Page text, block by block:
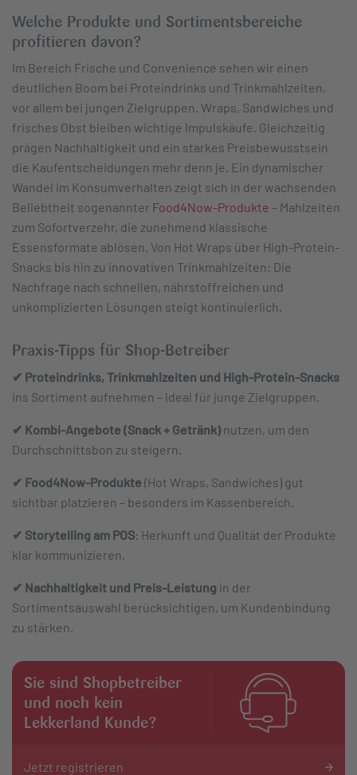
Mehr Informationen
Powered byUsercentrics Consent
Management
Welche Produkte und Sortimentsbereiche
profitieren davon?
Im Bereich Frische und Convenience sehen wir einen
deutlichen Boom bei Proteindrinks und Trinkmahlzeiten,
vor allem bei jungen Zielgruppen. Wraps, Sandwiches und
frisches Obst bleiben wichtige Impulskäufe. Gleichzeitig
prägen Nachhaltigkeit und ein starkes Preisbewusstsein
die Kaufentscheidungen mehr denn je. Ein dynamischer
Wandel im Konsumverhalten zeigt sich in der wachsenden
Beliebtheit sogenannter Food4Now-Produkte – Mahlzeiten
zum Sofortverzehr, die zunehmend klassische
Essensformate ablösen. Von Hot Wraps über High-Protein-
Snacks bis hin zu innovativen Trinkmahlzeiten: Die
Nachfrage nach schnellen, nährstoffreichen und
unkomplizierten Lösungen steigt kontinuierlich.
Praxis-Tipps für Shop-Betreiber
✔ Proteindrinks, Trinkmahlzeiten und High-Protein-Snacks
ins Sortiment aufnehmen – ideal für junge Zielgruppen.
✔ Kombi-Angebote (Snack + Getränk) nutzen, um den
Durchschnittsbon zu steigern.
✔ Food4Now-Produkte (Hot Wraps, Sandwiches) gut
sichtbar platzieren – besonders im Kassenbereich.
✔ Storytelling am POS: Herkunft und Qualität der Produkte
klar kommunizieren.
✔ Nachhaltigkeit und Preis-Leistung in der
Sortimentsauswahl berücksichtigen, um Kundenbindung
zu stärken.
Sie sind Shopbetreiber
und noch kein
Lekkerland Kunde?
Jetzt registrieren